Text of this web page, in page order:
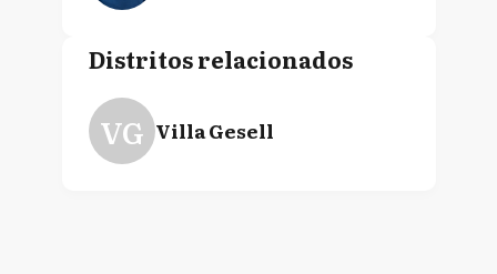
Distritos relacionados
VG Villa Gesell